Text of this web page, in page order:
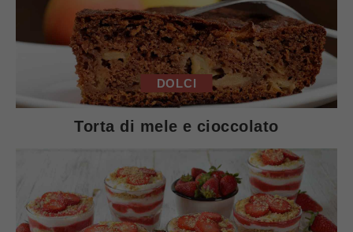
DOLCI
Torta di mele e cioccolato